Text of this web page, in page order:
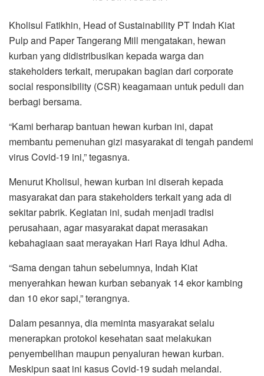
Kholisul Fatikhin, Head of Sustainability PT Indah Kiat
Pulp and Paper Tangerang Mill mengatakan, hewan
kurban yang didistribusikan kepada warga dan
stakeholders terkait, merupakan bagian dari corporate
social responsibility (CSR) keagamaan untuk peduli dan
berbagi bersama.
“Kami berharap bantuan hewan kurban ini, dapat
membantu pemenuhan gizi masyarakat di tengah pandemi
virus Covid-19 ini,” tegasnya.
Menurut Kholisul, hewan kurban ini diserah kepada
masyarakat dan para stakeholders terkait yang ada di
sekitar pabrik. Kegiatan ini, sudah menjadi tradisi
perusahaan, agar masyarakat dapat merasakan
kebahagiaan saat merayakan Hari Raya Idhul Adha.
“Sama dengan tahun sebelumnya, Indah Kiat
menyerahkan hewan kurban sebanyak 14 ekor kambing
dan 10 ekor sapi,” terangnya.
Dalam pesannya, dia meminta masyarakat selalu
menerapkan protokol kesehatan saat melakukan
penyembelihan maupun penyaluran hewan kurban.
Meskipun saat ini kasus Covid-19 sudah melandai.